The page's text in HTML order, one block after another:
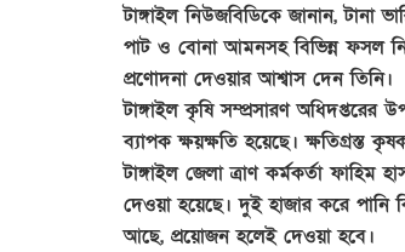
টাঙ্গাইল নিউজবিডিকে জানান,
পাট ও বোনা আমনসহ বিভিন্ন ফসল
প্রণোদনা দেওয়ার আশ্বাস দেন তিনি।
টাঙ্গাইল কৃষি সম্প্রসারণ অধিদপ্তরের
ব্যাপক ক্ষয়ক্ষতি হয়েছে। ক্ষতিগ্রস্ত
টাঙ্গাইল জেলা ত্রাণ কর্মকর্তা
দেওয়া হয়েছে। দুই হাজার করে পানি
আছে, প্রয়োজন হলেই দেওয়া হবে।